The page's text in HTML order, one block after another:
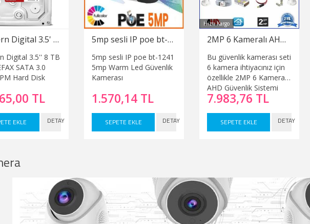
Western Digital 3.5' 8 TB WD80EFAX SATA 3.0 5400 RPM Hard Disk
Digital 3.5'' 8 TB
SATA 3.0
Hard Disk
TL
EKLE DETAY
5mp sesli IP poe bt-1241 5mp Warm Led Güvenlik Kamerası
5mp sesli IP poe bt-1241
5mp Warm Led Güvenlik
Kamerası
1.570,14 TL
SEPETE EKLE DETAY
Hızlı Kargo
2MP 6 Kameralı AHD Güvenlik Sistemi Gece Görüşlü Su Gecirmez 1080p
Bu güvenlik kamerası seti
6 kamera ihtiyacınız için
özellikle 2MP 6 Kameralı
AHD Güvenlik Sistemi
Gece Görüşlü Su
olarak satış
7.983,76 TL
SEPETE EKLE DETAY